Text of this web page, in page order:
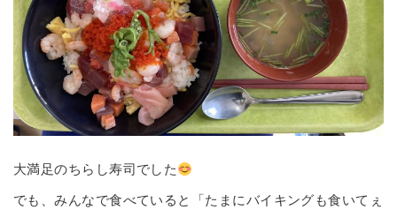
大満足のちらし寿司でした
でも、みんなで食べていると「たまにバイキングも食いてぇ